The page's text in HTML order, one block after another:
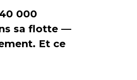
000
sa flotte —
Et ce